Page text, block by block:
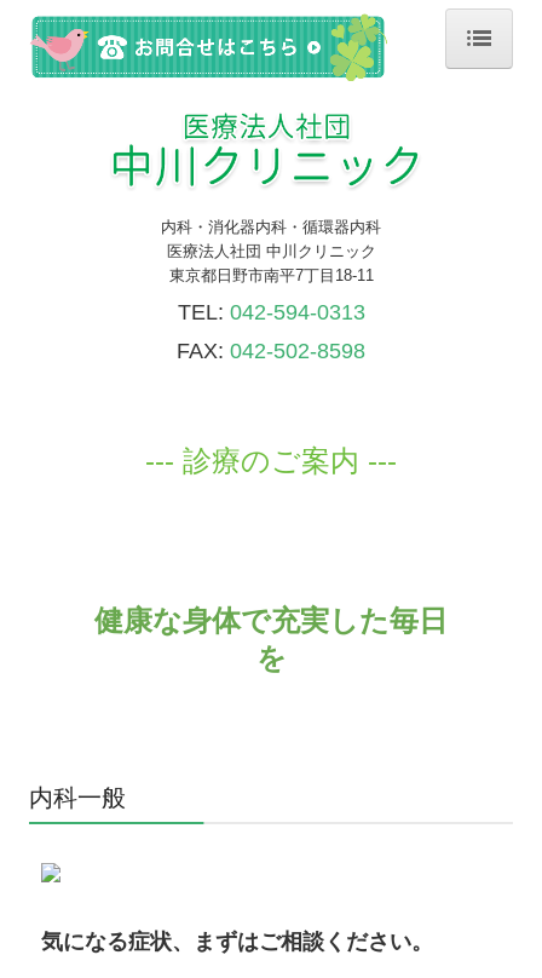
検査・健康診断
施設・設備紹介
内科・消化器内科・循環器内科
医療法人社団 中川クリニック
東京都日野市南平7丁目18-11
TEL: 042-594-0313
FAX: 042-502-8598
--- 診療のご案内 ---
健康な身体で充実した毎日
を
内科一般
気になる症状、まずはご相談ください。